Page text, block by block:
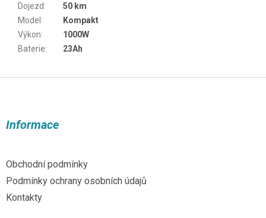
Dojezd:
50 km
Model :
Kompakt
Výkon:
1000W
Baterie: 23Ah
Informace
Obchodní podmínky
Podmínky ochrany osobních údajů
Kontakty